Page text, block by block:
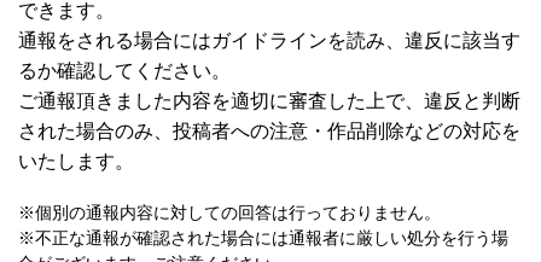
できます。
通報をされる場合にはガイドラインを読み、違反に該当す
るか確認してください。
ご通報頂きました内容を適切に審査した上で、違反と判断
された場合のみ、投稿者への注意・作品削除などの対応を
いたします。
※個別の通報内容に対しての回答は行っておりません。
※不正な通報が確認された場合には通報者に厳しい処分を行う場